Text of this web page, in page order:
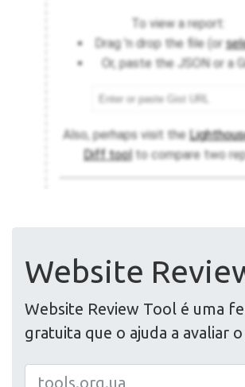
Website
Website Review Tool é uma
gratuita que o ajuda a avaliar